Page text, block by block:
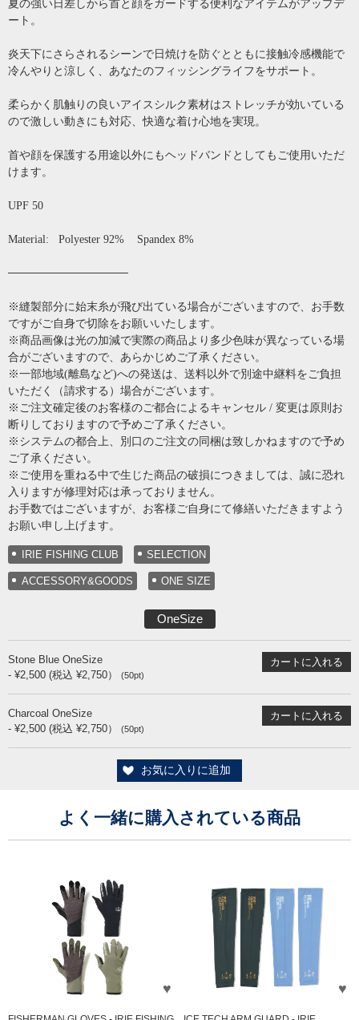
夏の強い日差しから首と顔をガードする便利なアイテムがアップデ
ート。
炎天下にさらされるシーンで日焼けを防ぐとともに接触冷感機能で
冷んやりと涼しく、あなたのフィッシングライフをサポート。
柔らかく肌触りの良いアイスシルク素材はストレッチが効いている
ので激しい動きにも対応、快適な着け心地を実現。
首や顔を保護する用途以外にもヘッドバンドとしてもご使用いただ
けます。
UPF 50
Material: Polyester 92% Spandex 8%
───────────────
※縫製部分に始末糸が飛び出ている場合がございますので、お手数
ですがご自身で切除をお願いいたします。
※商品画像は光の加減で実際の商品より多少色味が異なっている場
合がございますので、あらかじめご了承ください。
※一部地域(離島など)への発送は、送料以外で別途中継料をご負担
いただく（請求する）場合がございます。
※ご注文確定後のお客様のご都合によるキャンセル / 変更は原則お
断りしておりますので予めご了承ください。
※システムの都合上、別口のご注文の同梱は致しかねますので予め
ご了承ください。
※ご使用を重ねる中で生じた商品の破損につきましては、誠に恐れ
入りますが修理対応は承っておりません。
お手数ではございますが、お客様ご自身にて修繕いただきますよう
お願い申し上げます。
IRIE FISHING CLUB SELECTION
ACCESSORY&GOODS ONE SIZE
OneSize
Stone Blue OneSize
- ¥2,500 (税込 ¥2,750）
(50pt)
Charcoal OneSize
- ¥2,500 (税込 ¥2,750）
(50pt)
お気に入りに追加
よく一緒に購入されている商品